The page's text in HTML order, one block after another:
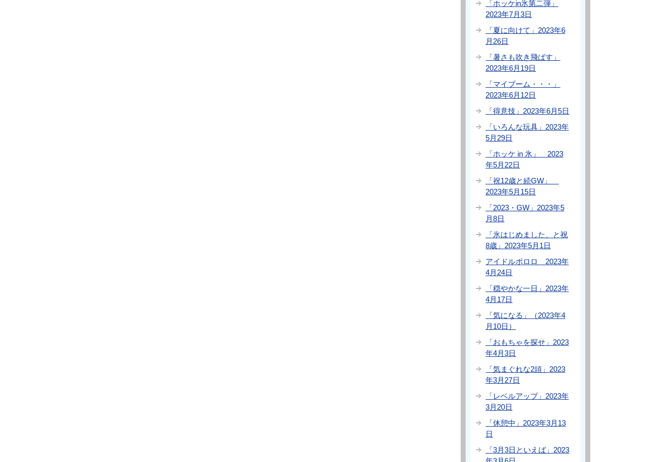
「ホッケin氷第二弾」
2023年7月3日
「夏に向けて」2023年6
月26日
「暑さも吹き飛ばす」
2023年6月19日
「マイブーム・・・」
2023年6月12日
「得意技」2023年6月5日
「いろんな玩具」2023年
5月29日
「ホッケ in 氷」 2023
年5月22日
「祝12歳と続GW」
2023年5月15日
「2023・GW」2023年5
月8日
「氷はじめました、と祝
8歳」2023年5月1日
アイドルポロロ 2023年
4月24日
「穏やかな一日」2023年
4月17日
「気になる」（2023年4
月10日）
「おもちゃを探せ」2023
年4月3日
「気まぐれな2頭」2023
年3月27日
「レベルアップ」2023年
3月20日
「休憩中」2023年3月13
日
「3月3日といえば」2023